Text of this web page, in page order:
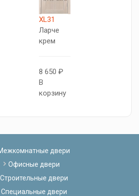
XL31
Ларче
крем
8 650 ₽
В
корзину
двери
Офисные двери
Строительные двери
Специальные двери